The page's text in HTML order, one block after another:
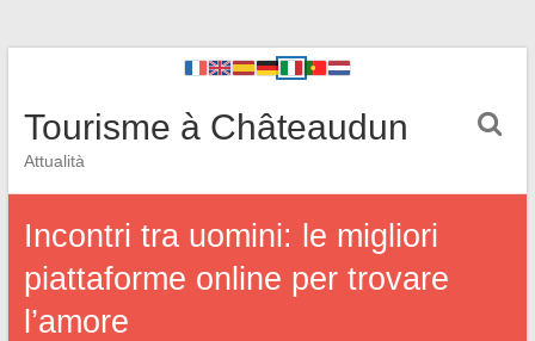
Tourisme à Châteaudun
Attualità
Incontri tra uomini: le migliori
piattaforme online per trovare
l’amore